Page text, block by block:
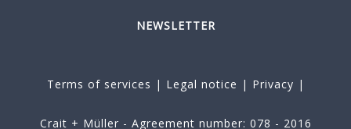
NEWSLETTER
Terms of services | Legal notice | Privacy |
Crait + Müller - Agreement number: 078 - 2016